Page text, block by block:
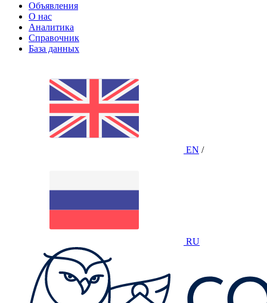
Объявления
О нас
Аналитика
Справочник
База данных
EN /
RU